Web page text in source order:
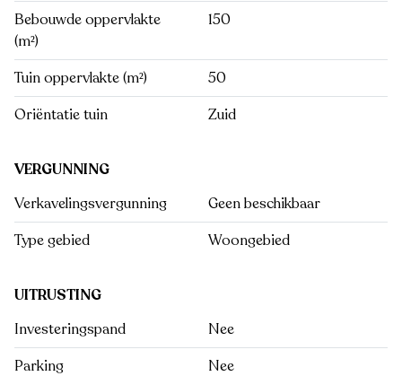
Bebouwde oppervlakte
(m²)
150
Tuin oppervlakte (m²)
50
Oriëntatie tuin
Zuid
VERGUNNING
Verkavelingsvergunning
Geen beschikbaar
Type gebied
Woongebied
UITRUSTING
Investeringspand
Nee
Parking
Nee